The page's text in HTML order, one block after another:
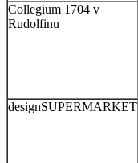
Collegium 1704 v
Rudolfinu
designSUPERMARKET